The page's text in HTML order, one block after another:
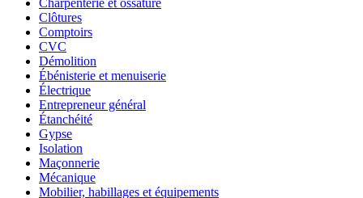
Clôtures
Comptoirs
CVC
Démolition
Ébénisterie et menuiserie
Électrique
Entrepreneur général
Étanchéité
Gypse
Isolation
Maçonnerie
Mécanique
Mobilier, habillages et équipements